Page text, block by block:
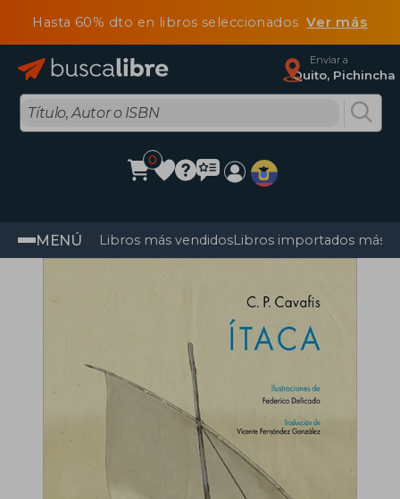
Hasta 60% dto en libros seleccionadosVer más
Enviar a
Quito, Pichincha
0
MENÚ Libros más vendidosLibros importados más